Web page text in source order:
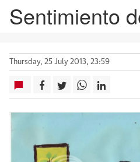
Sentimiento
Thursday, 25 July 2013, 23:59